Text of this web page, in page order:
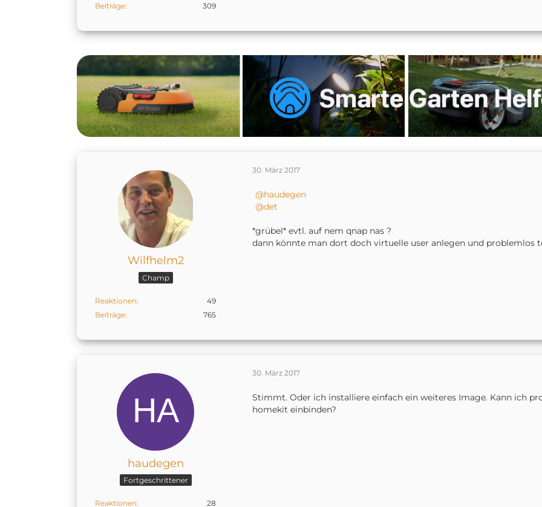
Beiträge
309
Wilfhelm2
Champ
Reaktionen
49
Beiträge
765
30. März 2017
haudegen
det
*grübel* evtl. auf nem qnap nas ?
dann könnte man dort doch virtuelle user anlegen und problemlos
haudegen
Fortgeschrittener
Reaktionen
28
30. März 2017
Stimmt. Oder ich installiere einfach ein weiteres Image. Kann ich
homekit einbinden?